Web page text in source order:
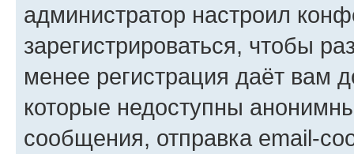
администратор настроил
зарегистрироваться, чтобы
менее регистрация даёт вам
которые недоступны
сообщения, отправка email-